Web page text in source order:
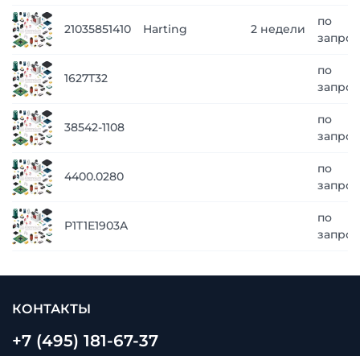
21035851410 Harting 2 недели
по
1627T32
по
38542-1108
по
4400.0280
по
P1T1E1903A
по
КОНТАКТЫ
+7 (495) 181-67-37